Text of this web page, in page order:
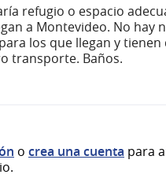
refugio o espacio
a Montevideo. No hay
los que llegan y
transporte. Baños.
o crea una cuenta para